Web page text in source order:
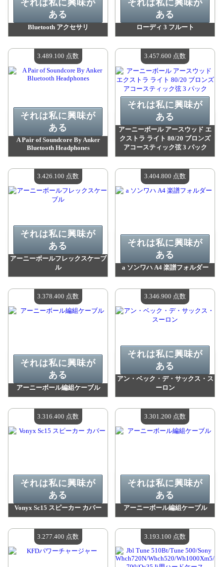
Bluetooth アクセサリ
利用可能な数量：4
それは私に興味が
ある
ローディ 3 フルート
利用可能な数量：4
それは私に興味が
ある
A Pair of Soundcore By Anker
Bluetooth Headphones
利用可能な数量：4
それは私に興味が
ある
3.489.100 点数
アーニーボール アースウッド エ
クストラ ライト 80/20 ブロンズ
アコースティック弦 3 パック
利用可能な数量：4
それは私に興味が
ある
3.457.600 点数
アーニーボールフレックスケーブ
ル
利用可能な数量：4
それは私に興味が
ある
3.426.100 点数
a ソンワハ A4 楽譜フォルダー
利用可能な数量：4
それは私に興味が
ある
3.404.800 点数
アーニーボール編組ケーブル
利用可能な数量：4
それは私に興味が
ある
3.378.400 点数
アン・ベック・デ・サックス・ス
ーロン
利用可能な数量：4
それは私に興味が
ある
3.346.900 点数
Vonyx Sc15 スピーカー カバー
利用可能な数量：4
それは私に興味が
ある
3.316.400 点数
アーニーボール編組ケーブル
利用可能な数量：4
それは私に興味が
ある
3.301.200 点数
3.277.400 点数 3.193.100 点数